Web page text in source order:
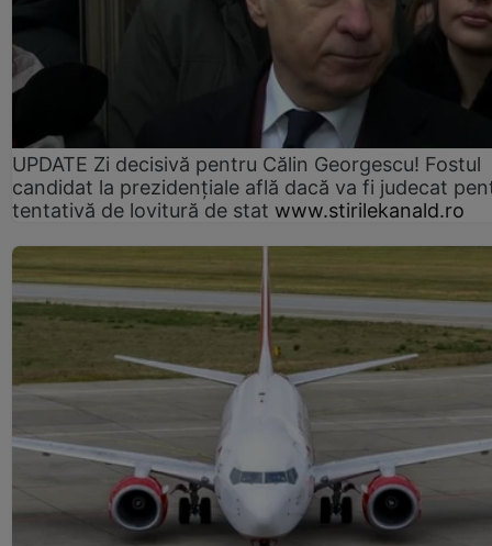
UPDATE Zi decisivă pentru Călin Georgescu! Fostul
candidat la prezidențiale află dacă va fi judecat
tentativă de lovitură de stat www.stirilekanald.ro